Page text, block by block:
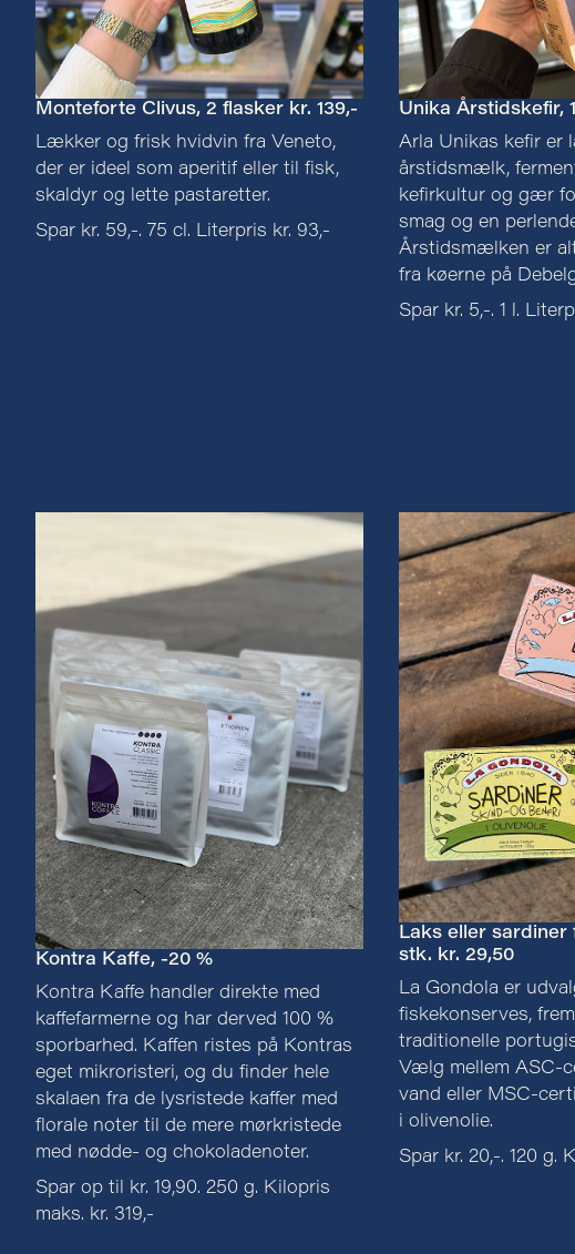
Monteforte Clivus, 2 flasker kr. 139,-
Lækker og frisk hvidvin fra Veneto,
der er ideel som aperitif eller til fisk,
skaldyr og lette pastaretter.
Spar kr. 59,-. 75 cl. Literpris kr. 93,-
Unika Årstidskefir,
Arla Unikas kefir er
årstidsmælk,
kefirkultur og gær
smag og en
Årstidsmælken er
fra køerne på
Spar kr. 5,-. 1 l.
Kontra Kaffe, -20 %
Kontra Kaffe handler direkte med
kaffefarmerne og har derved 100 %
sporbarhed. Kaffen ristes på Kontras
eget mikroristeri, og du finder hele
skalaen fra de lysristede kaffer med
florale noter til de mere mørkristede
med nødde- og chokoladenoter.
Spar op til kr. 19,90. 250 g. Kilopris
maks. kr. 319,-
Laks eller sardiner
stk. kr. 29,50
La Gondola er
fiskekonserves,
traditionelle
Vælg mellem ASC-
vand eller MSC-
i olivenolie.
Spar kr. 20,-. 120 g.